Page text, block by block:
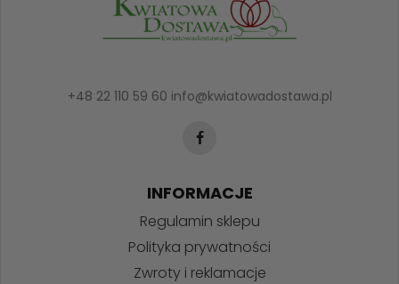
+48 22 110 59 60 info@kwiatowadostawa.pl
INFORMACJE
Regulamin sklepu
Polityka prywatności
Zwroty i reklamacje